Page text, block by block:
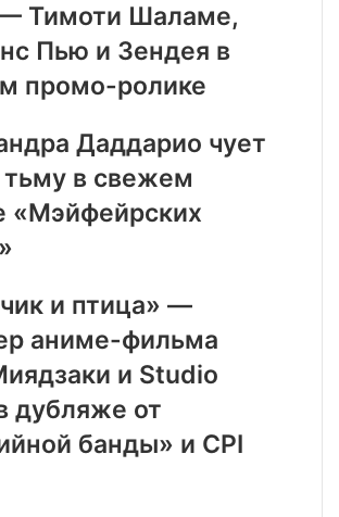
Тимоти Шаламе,
Пью и Зендея в
промо-ролике
Даддарио чует
тьму в свежем
«Мэйфейрских
и птицa» —
аниме-фильма
и Studio
дубляже от
банды» и CPI